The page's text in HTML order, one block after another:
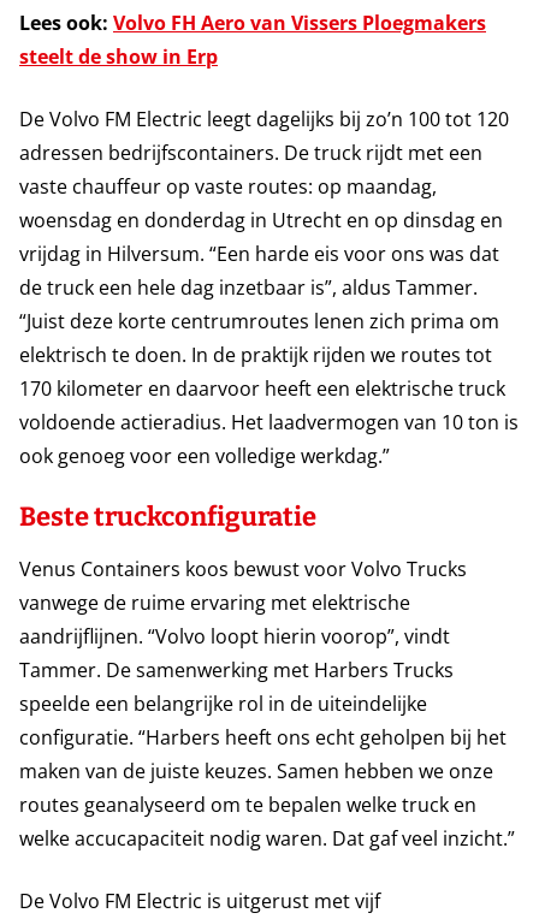
Lees ook: Volvo FH Aero van Vissers Ploegmakers
steelt de show in Erp
De Volvo FM Electric leegt dagelijks bij zo’n 100 tot 120
adressen bedrijfscontainers. De truck rijdt met een
vaste chauffeur op vaste routes: op maandag,
woensdag en donderdag in Utrecht en op dinsdag en
vrijdag in Hilversum. “Een harde eis voor ons was dat
de truck een hele dag inzetbaar is”, aldus Tammer.
“Juist deze korte centrumroutes lenen zich prima om
elektrisch te doen. In de praktijk rijden we routes tot
170 kilometer en daarvoor heeft een elektrische truck
voldoende actieradius. Het laadvermogen van 10 ton is
ook genoeg voor een volledige werkdag.”
Beste truckconfiguratie
Venus Containers koos bewust voor Volvo Trucks
vanwege de ruime ervaring met elektrische
aandrijflijnen. “Volvo loopt hierin voorop”, vindt
Tammer. De samenwerking met Harbers Trucks
speelde een belangrijke rol in de uiteindelijke
configuratie. “Harbers heeft ons echt geholpen bij het
maken van de juiste keuzes. Samen hebben we onze
routes geanalyseerd om te bepalen welke truck en
welke accucapaciteit nodig waren. Dat gaf veel inzicht.”
De Volvo FM Electric is uitgerust met vijf